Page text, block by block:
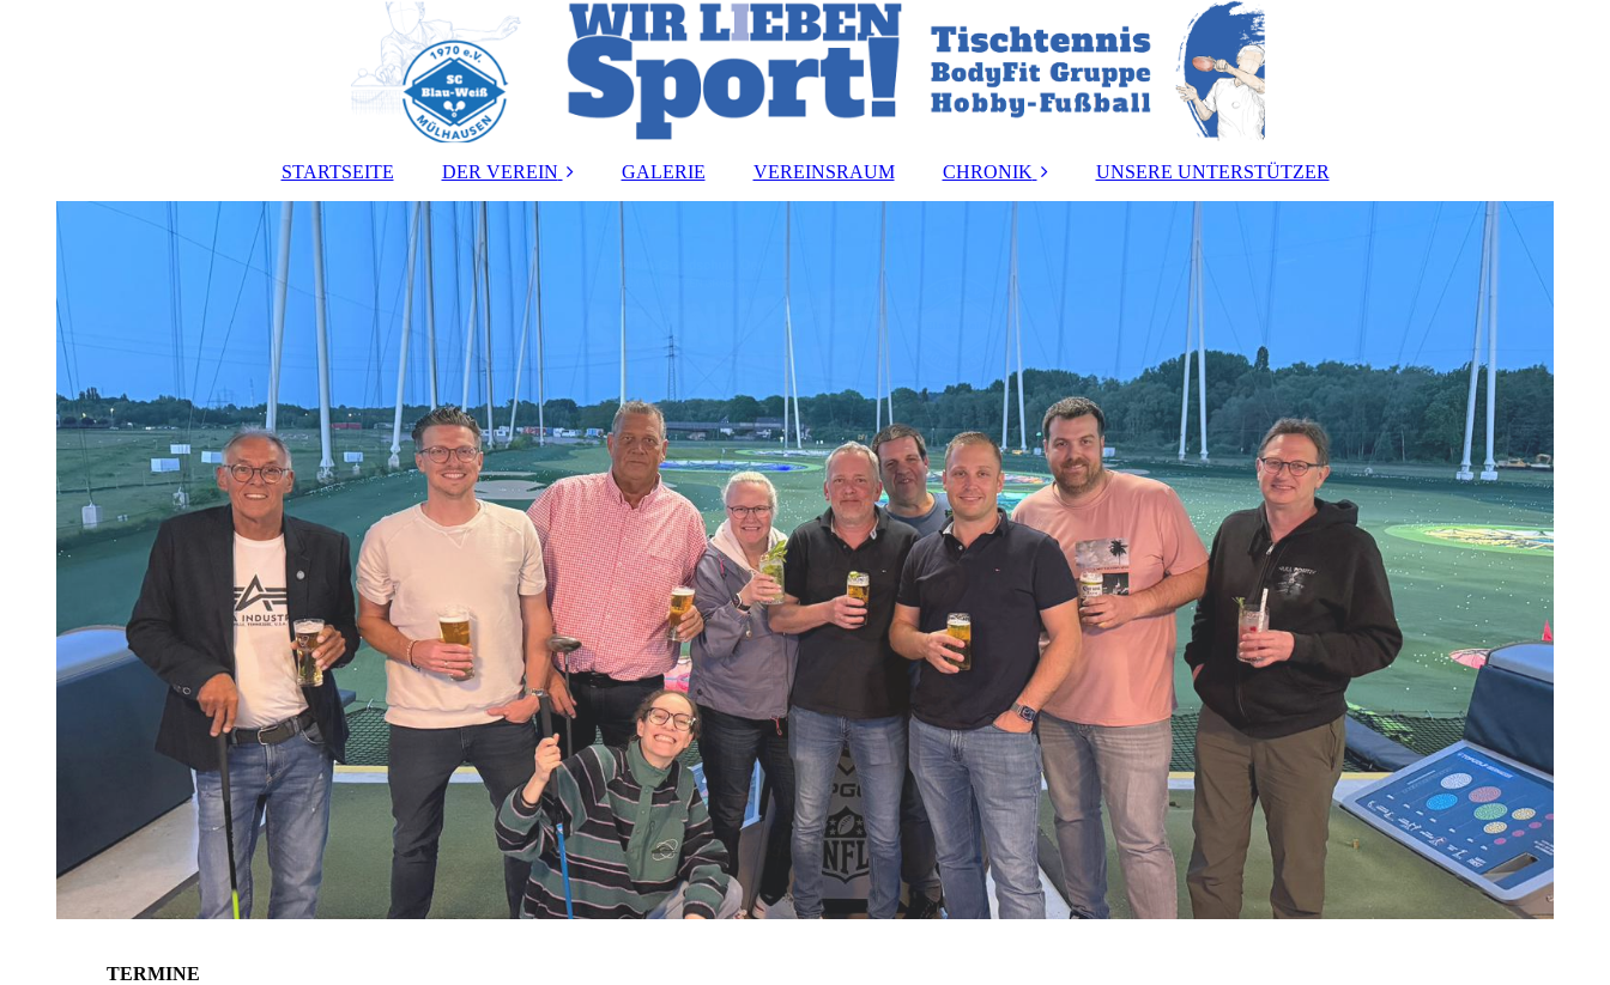
STARTSEITE DER VEREIN
Vorstand
Satzung
Jugendordnung
Anmeldeformular
Kontakt
GALERIE VEREINSRAUM CHRONIK UNSERE UNTERSTÜTZER
TERMINE